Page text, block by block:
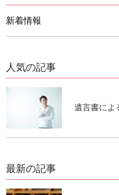
新着情報
人気の記事
遺言書によ
最新の記事